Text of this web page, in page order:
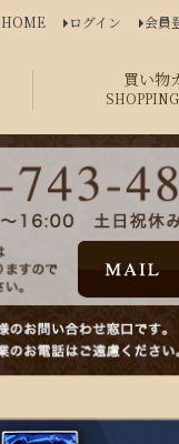
HOME ログイン 会員
買い物